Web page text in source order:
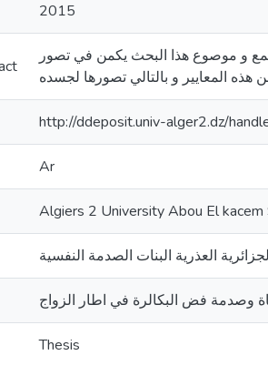
2015
و موصوع هذا البحث يكمن في تصور
هذه المعايير و بالتالي تصورها لجسده
http://ddeposit.univ-alger2.dz/
Ar
العذرية البنات الصدمة النفسية
وصدمة فض البكالرة في اطار الزواج
Thesis